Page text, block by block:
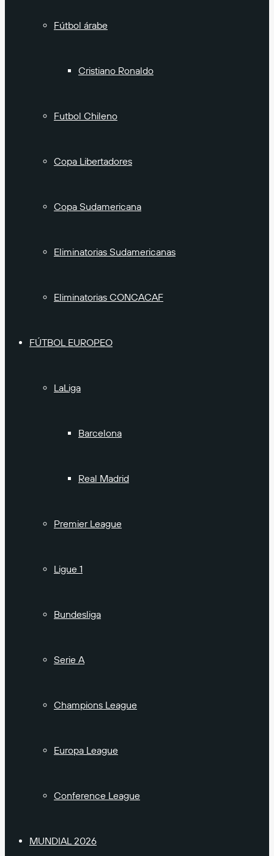
Fútbol árabe
Cristiano Ronaldo
Futbol Chileno
Copa Libertadores
Copa Sudamericana
Eliminatorias Sudamericanas
Eliminatorias CONCACAF
FÚTBOL EUROPEO
LaLiga
Barcelona
Real Madrid
Premier League
Ligue 1
Bundesliga
Serie A
Champions League
Europa League
Conference League
MUNDIAL 2026